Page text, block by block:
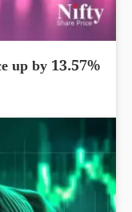
up by 13.57%